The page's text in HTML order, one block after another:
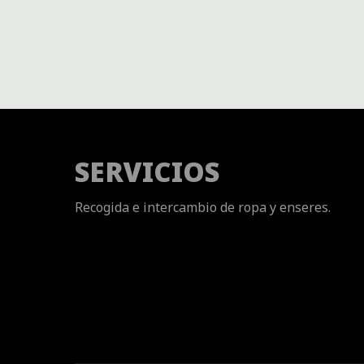
SERVICIOS
Recogida e intercambio de ropa y enseres.